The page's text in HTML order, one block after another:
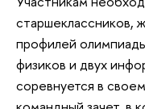
старшеклассников,
профилей
физиков и двух
соревнуется в